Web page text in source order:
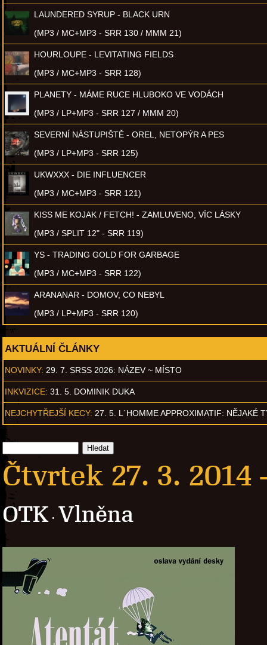
LAUNDERED SYRUP - BLACK URN
(MP3 / MC+MP3 - SRR 130 / MMM 21)
HOURLOUPE - LEVITATING FIELDS
(MP3 / MC+MP3 - SRR 128)
PLANETY - MÁME RUCE HLUBOKO VE VODÁCH
(MP3 / LP+MP3 - SRR 127 / MMM 20)
SEVERNÍ NÁSTUPIŠTĚ - OREL, NETOPÝR A PES
(MP3 / LP+MP3 - SRR 125)
UKWXXX - DIE INFLUENCER
(MP3 / MC+MP3 - SRR 121)
KISS ME KOJAK / FETCH! - ZAMLUVENO, VÍC LÁSKY
(MP3 / SPLIT 12" - SRR 119)
YS - TRADING GOLD FOR GARBAGE
(MP3 / MC+MP3 - SRR 122)
ARANANAR - DOMOV, CO NEBYL
(MP3 / LP+MP3 - SRR 120)
AKTUÁLNÍ ČLÁNKY
NOVINKY: 29. 7. SRSS 2026: NÁZEV ~ MÍSTO
INKVIZICE: 31. 5. DOMINIK DUKA
NEJCHYTŘEJŠÍ KECY: 27. 5. L´HOMME APPROXIMATIF: NĚJAKÉ
Čtvrtek 27. 3. 2014
OTK· Vlněna